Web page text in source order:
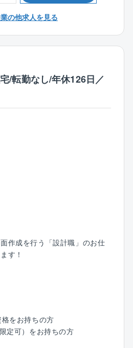
高認知度の獲得、さらに全国
直接対応
て検査を実施
て専用サイトに登録
があった場合、
伝え、修正を依頼
ミュニケーションが重要で
とりながら、
安全のために
んでいきましょう！
社員（24名）が活躍中。
い環境です！
識や経験に合わせたOJTで仕
がいる店舗にて、1カ月程OJT
務をお任せしていき、独り立
かりフォローするので、安心
ます！
もほとんどなし
務に取り組める方
力を活かしたい方
がしたい方
の他求人を見る
/転勤なし/年休126日／
作成を行う「設計職」のお仕
す！
ランニング・自由設計・企画
務のみに集中できます！
をお持ちの方
定可）をお持ちの方